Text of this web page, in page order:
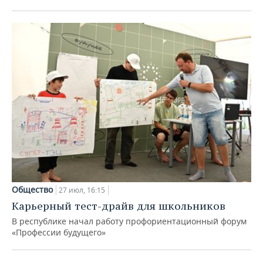
Общество 27 июл, 16:15
Карьерный тест-драйв для школьников
В республике начал работу профориентационный форум
«Профессии будущего»